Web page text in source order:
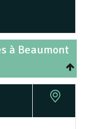
à Beaumont